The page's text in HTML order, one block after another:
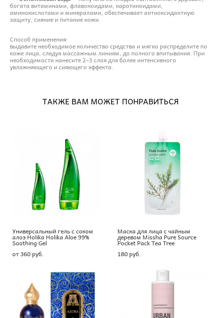
богата витаминами, флавоноидами, каротиноидами,
аминокислотами и минералами, обеспечивает антиоксидантную
защиту, сияние и питание кожи.
Способ применения:
выдавите необходимое количество средства и мягко распределите по
коже лица, следуя массажным линиям, до полного впитывания. При
необходимости нанесите 2–3 слоя для более интенсивного
увлажняющего и сияющего эффекта.
ТАКЖЕ ВАМ МОЖЕТ ПОНРАВИТЬСЯ
Универсальный гель с соком
алоэ Holika Holika Aloe 99%
Soothing Gel
от 360 pуб.
Маска для лица с чайным
деревом Missha Pure Source
Pocket Pack Tea Tree
180 pуб.